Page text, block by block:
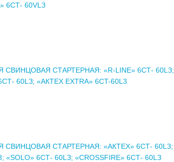
6СТ- 60VLЗ
СТАРТЕРНАЯ: «R-LINE» 6СТ- 60LЗ;
60LЗ; «АКТЕХ EXTRA» 6CT-60L3
СВИНЦОВАЯ СТАРТЕРНАЯ: «АКТЕХ» 6СТ- 60LЗ;
«SOLO» 6СТ- 60LЗ; «CROSSFIRE» 6СТ- 60LЗ